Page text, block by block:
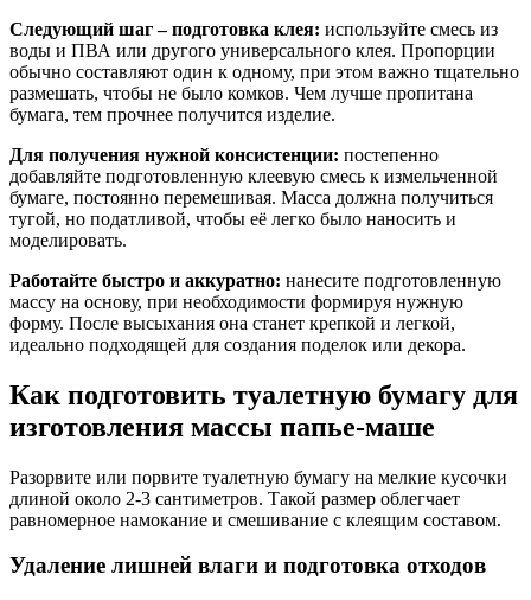
Следующий шаг – подготовка клея: используйте смесь из
воды и ПВА или другого универсального клея. Пропорции
обычно составляют один к одному, при этом важно тщательно
размешать, чтобы не было комков. Чем лучше пропитана
бумага, тем прочнее получится изделие.
Для получения нужной консистенции: постепенно
добавляйте подготовленную клеевую смесь к измельченной
бумаге, постоянно перемешивая. Масса должна получиться
тугой, но податливой, чтобы её легко было наносить и
моделировать.
Работайте быстро и аккуратно: нанесите подготовленную
массу на основу, при необходимости формируя нужную
форму. После высыхания она станет крепкой и легкой,
идеально подходящей для создания поделок или декора.
Как подготовить туалетную бумагу для
изготовления массы папье-маше
Разорвите или порвите туалетную бумагу на мелкие кусочки
длиной около 2-3 сантиметров. Такой размер облегчает
равномерное намокание и смешивание с клеящим составом.
Удаление лишней влаги и подготовка отходов